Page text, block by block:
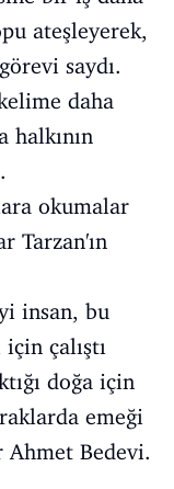
ateşleyerek,
saydı.
daha
halkının
okumalar
Tarzan'ın
insan, bu
çalıştı
doğa için
emeği
Bedevi.